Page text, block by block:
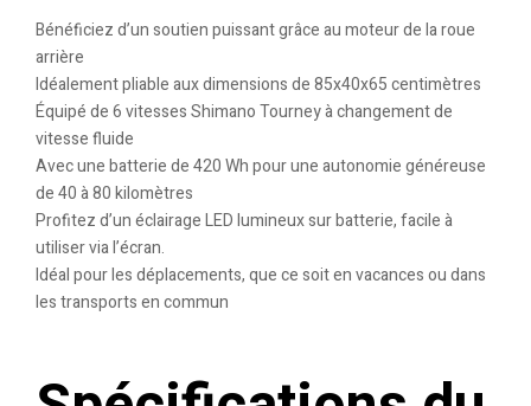
Bénéficiez d’un soutien puissant grâce au moteur de la roue
arrière
Idéalement pliable aux dimensions de 85x40x65 centimètres
Équipé de 6 vitesses Shimano Tourney à changement de
vitesse fluide
Avec une batterie de 420 Wh pour une autonomie généreuse
de 40 à 80 kilomètres
Profitez d’un éclairage LED lumineux sur batterie, facile à
utiliser via l’écran.
Idéal pour les déplacements, que ce soit en vacances ou dans
les transports en commun